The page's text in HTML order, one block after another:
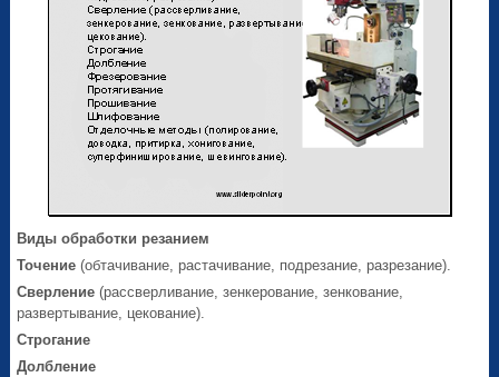
Виды обработки резанием
Точение(обтачивание, растачивание, подрезание, разрезание).
Сверление(рассверливание, зенкерование, зенкование,
развертывание, цекование).
Строгание
Долбление